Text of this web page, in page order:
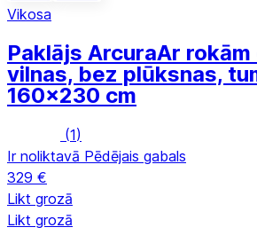
Vikosa
Paklājs ArcuraAr
vilnas, bez plūksnas,
160x230 cm
(1)
Ir noliktavā Pēdējais gabals
329 €
Likt grozā
Likt grozā